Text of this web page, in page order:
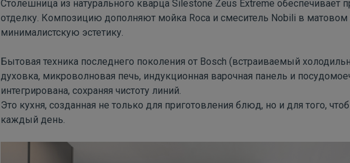
Столешница из натурального кварца Silestone Zeus Extreme обеспечивает
отделку. Композицию дополняют мойка Roca и смеситель Nobili в матовом
минималистскую эстетику.
Бытовая техника последнего поколения от Bosch (встраиваемый
духовка, микроволновая печь, индукционная варочная панель и
интегрирована, сохраняя чистоту линий.
Это кухня, созданная не только для приготовления блюд, но и для того,
каждый день.